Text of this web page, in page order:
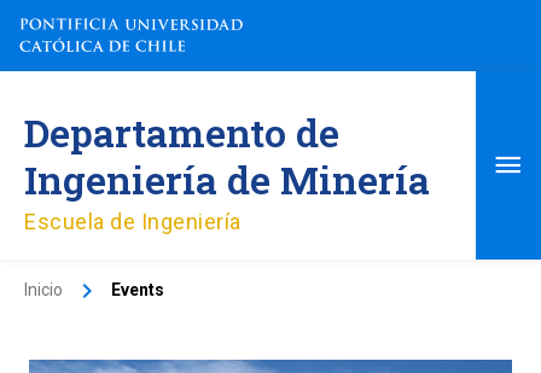
contenido
Departamento de
Ingeniería de Minería
Escuela de Ingeniería
Inicio Events